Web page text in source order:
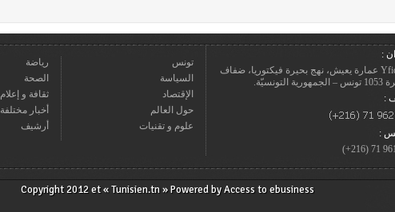
:
Yfidelity عمارة يعيش، نهج بحيرة فيكتوريا، ضفاف
التونسيّة.
:
:
تونس
السياسة
الإقتصاد
حول العالم
علوم و تقنيات
رياضة
الصحة
ثقافة و إعلام
أخبار مختلفة
أرشيف
Copyright 2012 et « Tunisien.tn » Powered byAccess to ebusiness